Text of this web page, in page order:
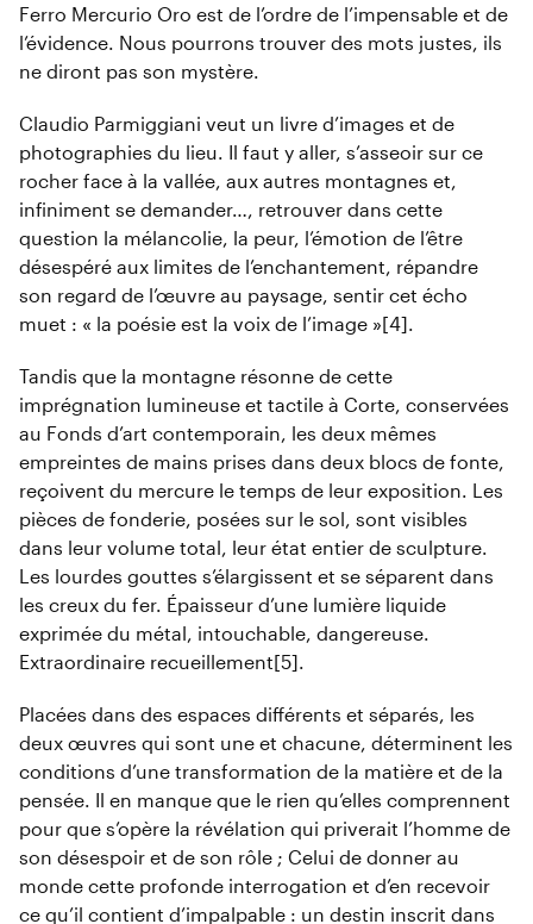
Ferro Mercurio Oro est de l’ordre de l’impensable et de
l’évidence. Nous pourrons trouver des mots justes, ils
ne diront pas son mystère.
Claudio Parmiggiani veut un livre d’images et de
photographies du lieu. Il faut y aller, s’asseoir sur ce
rocher face à la vallée, aux autres montagnes et,
infiniment se demander…, retrouver dans cette
question la mélancolie, la peur, l’émotion de l’être
désespéré aux limites de l’enchantement, répandre
son regard de l’œuvre au paysage, sentir cet écho
muet : « la poésie est la voix de l’image »[4].
Tandis que la montagne résonne de cette
imprégnation lumineuse et tactile à Corte, conservées
au Fonds d’art contemporain, les deux mêmes
empreintes de mains prises dans deux blocs de fonte,
reçoivent du mercure le temps de leur exposition. Les
pièces de fonderie, posées sur le sol, sont visibles
dans leur volume total, leur état entier de sculpture.
Les lourdes gouttes s’élargissent et se séparent dans
les creux du fer. Épaisseur d’une lumière liquide
exprimée du métal, intouchable, dangereuse.
Extraordinaire recueillement[5].
Placées dans des espaces différents et séparés, les
deux œuvres qui sont une et chacune, déterminent les
conditions d’une transformation de la matière et de la
pensée. Il en manque que le rien qu’elles comprennent
pour que s’opère la révélation qui priverait l’homme de
son désespoir et de son rôle ; Celui de donner au
monde cette profonde interrogation et d’en recevoir
ce qu’il contient d’impalpable : un destin inscrit dans